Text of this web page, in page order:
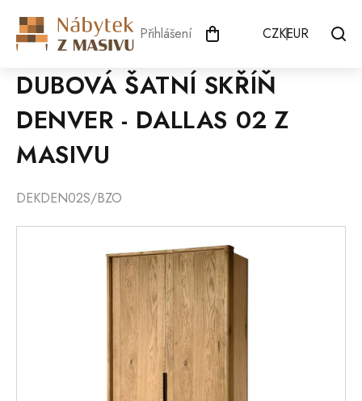
obsah
Přihlášení CZKEUR
DUBOVÁ ŠATNÍ SKŘÍŇ
DENVER - DALLAS 02 Z
MASIVU
DEKDEN02S/BZO